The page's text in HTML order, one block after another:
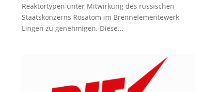
Reaktortypen unter Mitwirkung des russischen
Staatskonzerns Rosatom im Brennelementewerk
Lingen zu genehmigen. Diese...